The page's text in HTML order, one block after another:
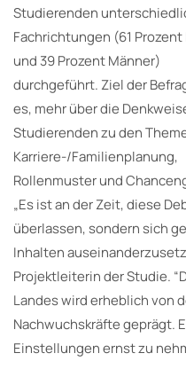
Studierenden
Fachrichtungen (61 Prozent
und 39 Prozent Männer)
durchgeführt. Ziel der
es, mehr über die
Studierenden zu den
Karriere-/Familienplanung,
Rollenmuster und
„Es ist an der Zeit, diese
überlassen, sondern sich
Inhalten
Projektleiterin der Studie.
Landes wird erheblich von
Nachwuchskräfte geprägt.
Einstellungen ernst zu